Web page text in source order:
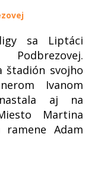
sa Liptáci
štadión svojho
Ivanom
aj na
Martina
Adam